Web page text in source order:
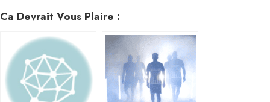
Ca Devrait Vous Plaire :